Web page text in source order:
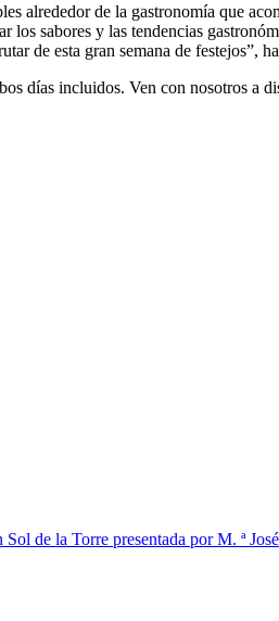
alrededor de la gastronomía que
sabores y las tendencias
de esta gran semana de festejos”,
días incluidos. Ven con nosotros
de la Torre presentada por M. ª